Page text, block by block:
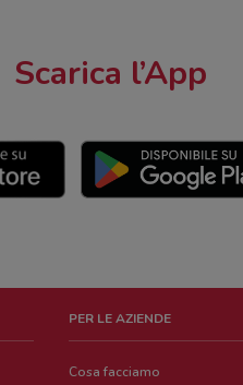
Scarica l’App
PER LE AZIENDE
Cosa facciamo